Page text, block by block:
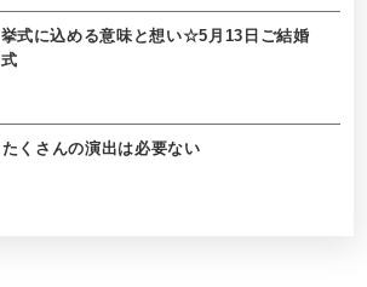
挙式に込める意味と想い☆5月13日ご結婚
式
たくさんの演出は必要ない